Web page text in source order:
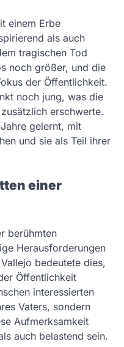
einem Erbe
als auch
tragischen Tod
noch größer, und die
der Öffentlichkeit.
noch jung, was die
erschwerte.
gelernt, mit
und sie als Teil ihrer
einer
berühmten
Herausforderungen
bedeutete dies,
Öffentlichkeit
interessierten
Vaters, sondern
Aufmerksamkeit
auch belastend sein.